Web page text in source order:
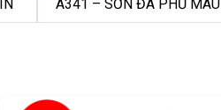
A341 – SƠN ĐÁ PHỦ MÀU